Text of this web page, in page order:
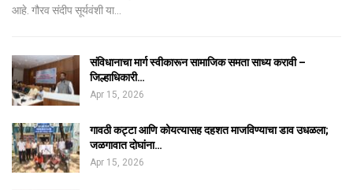
आहे. गौरव संदीप सूर्यवंशी या…
संविधानाचा मार्ग स्वीकारून सामाजिक समता साध्य करावी –
जिल्हाधिकारी…
Apr 15, 2026
गावठी कट्टा आणि कोयत्यासह दहशत माजविण्याचा डाव उधळला;
जळगावात दोघांना…
Apr 15, 2026